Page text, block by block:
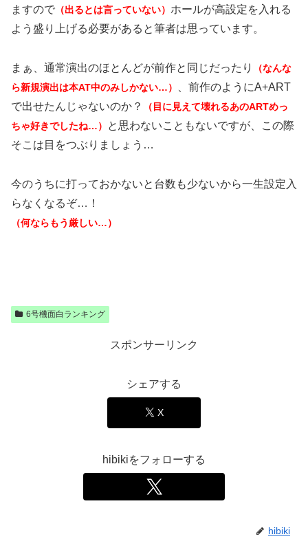
ますので （出るとは言っていない） ホールが高設定を入れる
よう盛り上げる必要があると筆者は思っています。
まぁ、通常演出のほとんどが前作と同じだったり
（なんな
ら新規演出は本AT中のみしかない…）
、前作のようにA+ART
で出せたんじゃないのか？
（目に見えて壊れるあのARTめっ
ちゃ好きでしたね…）
と思わないこともないですが、この際
そこは目をつぶりましょう…
今のうちに打っておかないと台数も少ないから一生設定入
らなくなるぞ…！
（何ならもう厳しい…）
6号機面白ランキング
スポンサーリンク
シェアする
X
hibikiをフォローする
hibiki